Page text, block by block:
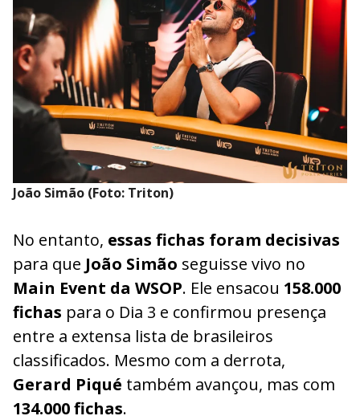
João Simão (Foto: Triton)
No entanto, essas fichas foram decisivas
para que João Simão seguisse vivo no
Main Event da WSOP. Ele ensacou 158.000
fichas para o Dia 3 e confirmou presença
entre a extensa lista de brasileiros
classificados. Mesmo com a derrota,
Gerard Piqué também avançou, mas com
134.000 fichas.